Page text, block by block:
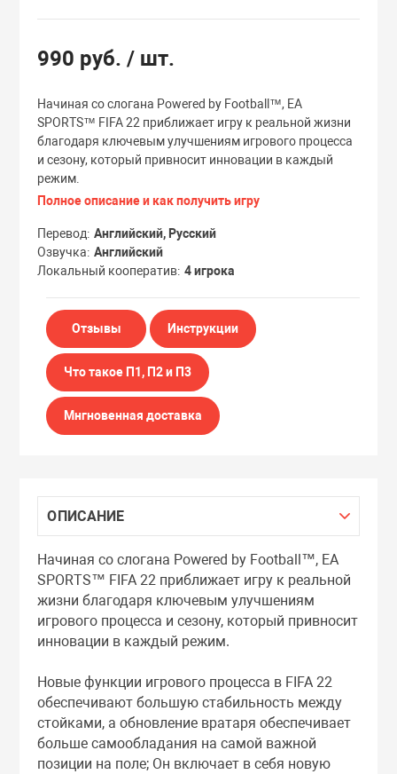
990 руб./ шт.
Начиная со слогана Powered by Football™, EA
SPORTS™ FIFA 22 приближает игру к реальной жизни
благодаря ключевым улучшениям игрового процесса
и сезону, который привносит инновации в каждый
режим.
Полное описание и как получить игру
Перевод Английский, Русский
Озвучка Английский
Локальный кооператив 4 игрока
Отзывы Инструкции
Что такое П1, П2 и П3
Мнгновенная доставка
ОПИСАНИЕ
Начиная со слогана Powered by Football™, EA
SPORTS™ FIFA 22 приближает игру к реальной
жизни благодаря ключевым улучшениям
игрового процесса и сезону, который привносит
инновации в каждый режим.
Новые функции игрового процесса в FIFA 22
обеспечивают большую стабильность между
стойками, а обновление вратаря обеспечивает
больше самообладания на самой важной
позиции на поле; Он включает в себя новую